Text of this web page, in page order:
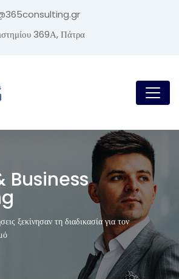
εργαλείων
369Α, Πάτρα
Business
ξεκίνησαν τη διαδικασία για τον